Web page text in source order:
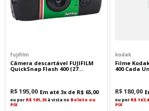
fujifilm
Câmera descartável FUJIFILM
QuickSnap Flash 400 (27
R$195,00 Em até 3x de R$ 65,00
ou por R$ 181,35à vista no Boleto ou
PIX
kodak
Filme
400 Cada
R$180,00
ou por R$
PIX